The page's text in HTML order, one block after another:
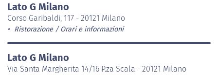
Lato G Milano
Corso Garibaldi, 117 - 20121 Milano
Ristorazione Orari e informazioni
Lato G Milano
Via Santa Margherita 14/16 P.za Scala - 20121 Milano